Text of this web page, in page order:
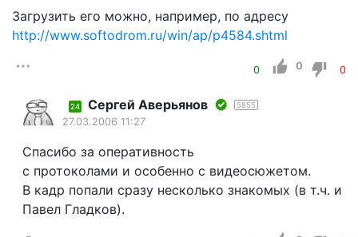
Загрузить его можно, например, по адресу
http://www.softodrom.ru/win/ap/p4584.shtml
0 0 0
24 Сергей Аверьянов 5855
27.03.2006 11:27
Спасибо за оперативность
с протоколами и особенно с видеосюжетом.
В кадр попали сразу несколько знакомых (в т.ч. и
Павел Гладков).